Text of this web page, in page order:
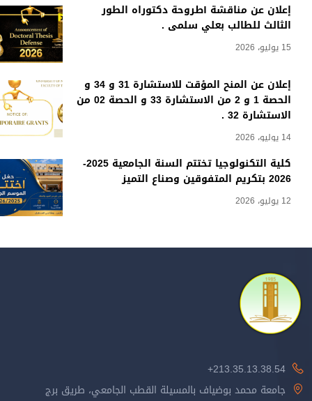
إعلان عن مناقشة أطروحة دكتوراه الطور
الثالث للطالب بعلي سلمى .
15 يوليو، 2026
إعلان عن المنح المؤقت للاستشارة 31 و 34 و
الحصة 1 و 2 من الاستشارة 33 و الحصة 02 من
الاستشارة 32 .
14 يوليو، 2026
كلية التكنولوجيا تختتم السنة الجامعية 2025-
2026 بتكريم المتفوقين وصناع التميز
12 يوليو، 2026
213.35.13.38.54+
جامعة محمد بوضياف بالمسيلة القطب الجامعي، طريق برج